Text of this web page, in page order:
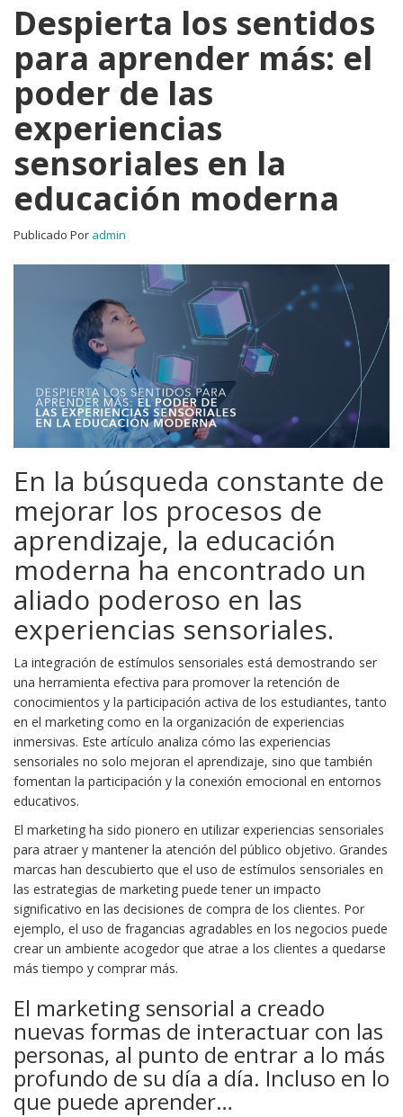
los
sentidos
para
de
las
experiencias
sensoriales
moderna
Despierta los sentidos
para aprender más: el
poder de las
experiencias
sensoriales en la
educación moderna
Publicado Por admin
En la búsqueda constante de
mejorar los procesos de
aprendizaje, la educación
moderna ha encontrado un
aliado poderoso en las
experiencias sensoriales.
La integración de estímulos sensoriales está demostrando ser
una herramienta efectiva para promover la retención de
conocimientos y la participación activa de los estudiantes, tanto
en el marketing como en la organización de experiencias
inmersivas. Este artículo analiza cómo las experiencias
sensoriales no solo mejoran el aprendizaje, sino que también
fomentan la participación y la conexión emocional en entornos
educativos.
El marketing ha sido pionero en utilizar experiencias sensoriales
para atraer y mantener la atención del público objetivo. Grandes
marcas han descubierto que el uso de estímulos sensoriales en
las estrategias de marketing puede tener un impacto
significativo en las decisiones de compra de los clientes. Por
ejemplo, el uso de fragancias agradables en los negocios puede
crear un ambiente acogedor que atrae a los clientes a quedarse
más tiempo y comprar más.
El marketing sensorial a creado
nuevas formas de interactuar con las
personas, al punto de entrar a lo más
profundo de su día a día. Incluso en lo
que puede aprender…